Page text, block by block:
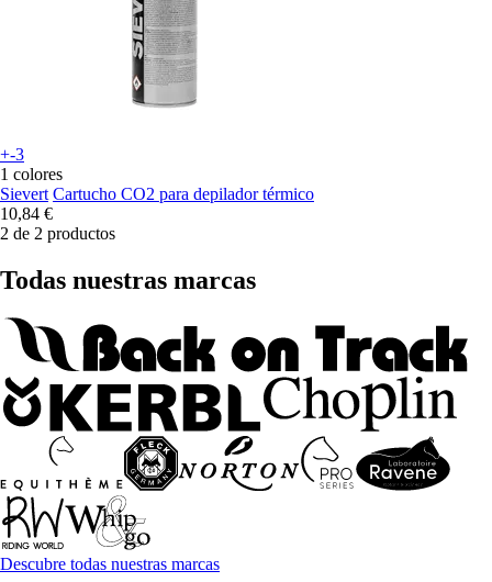
+-3
1 colores
Sievert Cartucho CO2 para depilador térmico
10,84 €
2 de 2 productos
Todas nuestras marcas
Descubre todas nuestras marcas